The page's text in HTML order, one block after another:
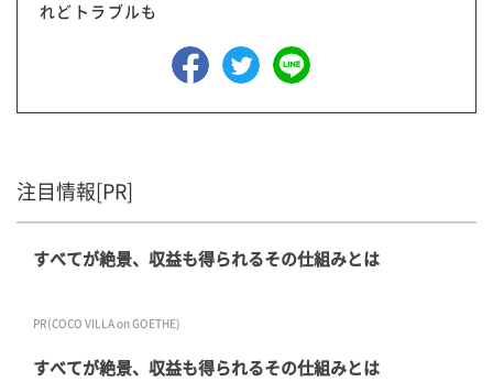
れどトラブルも
注目情報[PR]
すべてが絶景、収益も得られるその仕組みとは
PR(COCO VILLA on GOETHE)
すべてが絶景、収益も得られるその仕組みとは